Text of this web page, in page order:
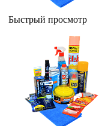
Быстрый просмотр